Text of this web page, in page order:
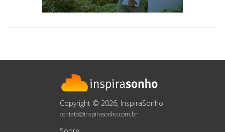
Copyright © 2026, InspiraSonho
contato@inspirasonho.com.br